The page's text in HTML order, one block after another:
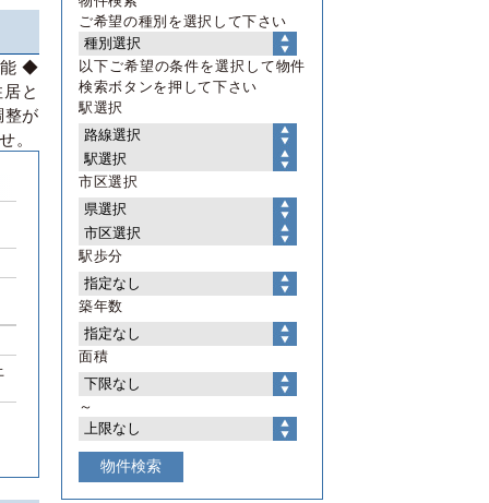
能 ◆
と
が
。
ご希望の種別を選択して下さい
以下ご希望の条件を選択して物件
検索ボタンを押して下さい
駅選択
市区選択
駅歩分
築年数
面積
～